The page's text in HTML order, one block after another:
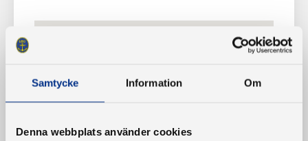
Samtycke Information Om
Denna webbplats använder cookies